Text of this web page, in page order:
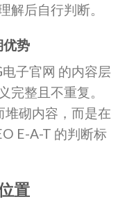
解后自行判断。
优势
子官网 的内容层
完整且不重复。
堆砌内容，而是在
E-A-T 的判断标
置